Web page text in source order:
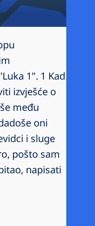
1". 1 Kad
izvješće o
među
oni
i sluge
pošto sam
napisati